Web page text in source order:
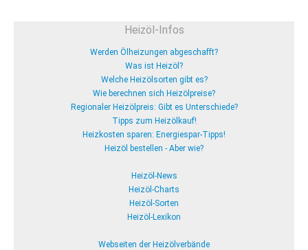
Heizöl-Infos
Werden Ölheizungen abgeschafft?
Was ist Heizöl?
Welche Heizölsorten gibt es?
Wie berechnen sich Heizölpreise?
Regionaler Heizölpreis: Gibt es Unterschiede?
Tipps zum Heizölkauf!
Heizkosten sparen: Energiespar-Tipps!
Heizöl bestellen - Aber wie?
Heizöl-News
Heizöl-Charts
Heizöl-Sorten
Heizöl-Lexikon
Webseiten der Heizölverbände